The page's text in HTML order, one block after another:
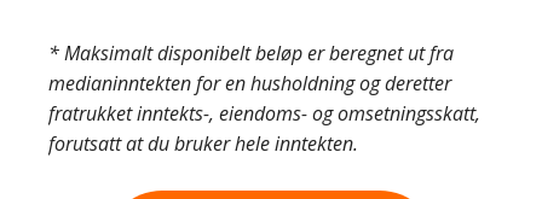
* Maksimalt disponibelt beløp er beregnet ut fra
medianinntekten for en husholdning og deretter
fratrukket inntekts-, eiendoms- og omsetningsskatt,
forutsatt at du bruker hele inntekten.